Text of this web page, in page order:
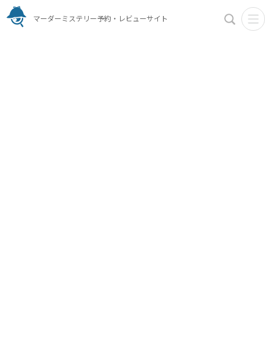
マーダーミステリー予約・レビューサイト